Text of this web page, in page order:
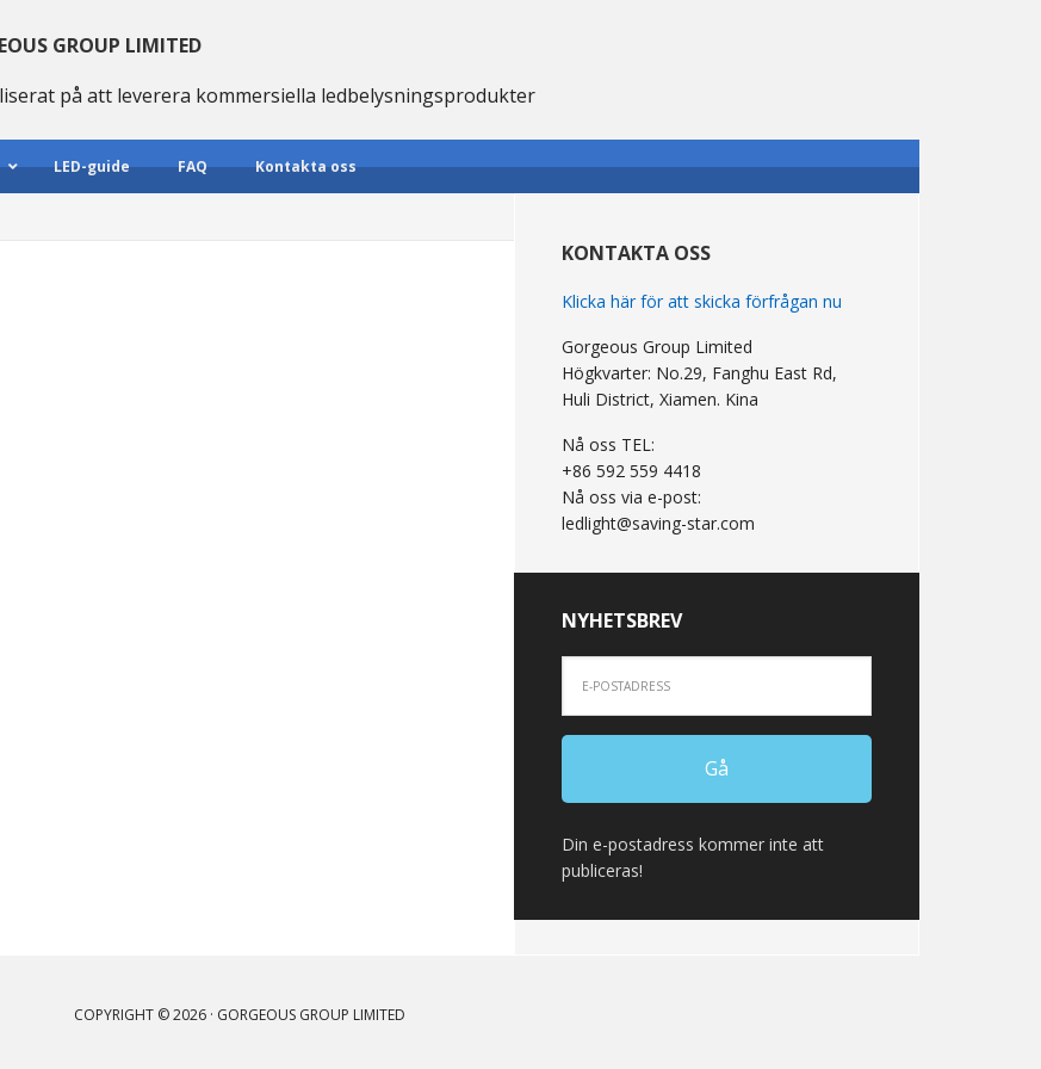
GROUP LIMITED
på att leverera kommersiella ledbelysningsprodukter
LED-guide FAQ Kontakta oss
Sidebar
KONTAKTA OSS
Klicka här för att skicka förfrågan nu
Gorgeous Group Limited
Högkvarter: No.29, Fanghu East Rd,
Huli District, Xiamen. Kina
Nå oss TEL:
+86 592 559 4418
Nå oss via e-post:
ledlight@saving-star.com
NYHETSBREV
Din e-postadress kommer inte att
publiceras!
COPYRIGHT © 2026 · GORGEOUS GROUP LIMITED